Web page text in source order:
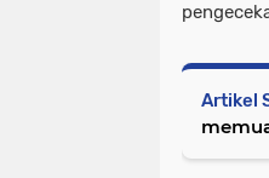
Artikel